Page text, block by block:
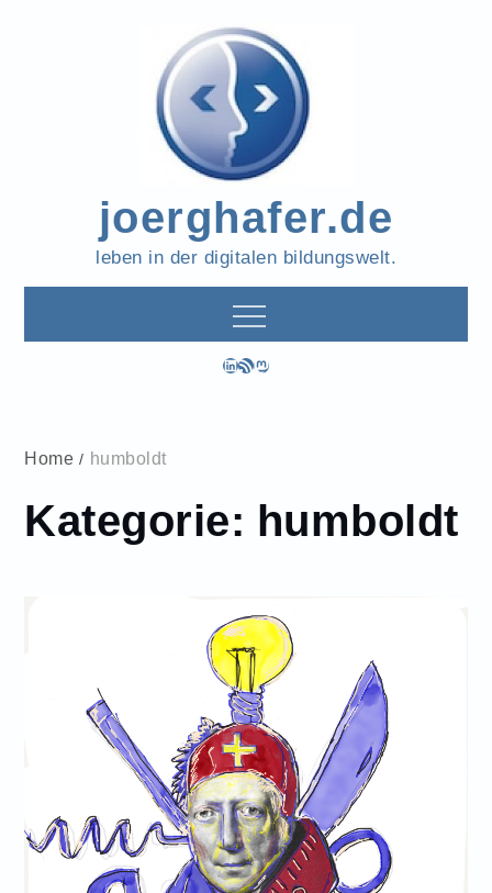
joerghafer.de
leben in der digitalen bildungswelt.
LinkedIn
RSS-FeedMastodon
Home humboldt
Kategorie: humboldt